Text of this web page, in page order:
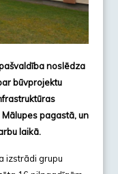
noslēdza
būvprojektu
Mālupes pagastā, un
laikā.
izstrādi grupu